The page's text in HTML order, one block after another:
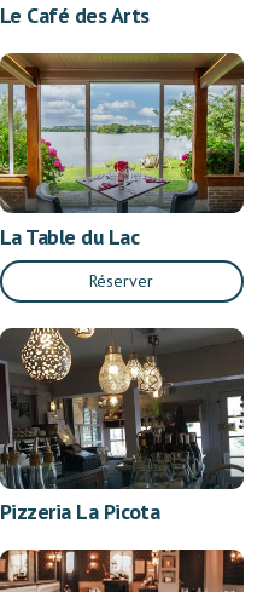
Le Café des Arts
La Table du Lac
Réserver
Pizzeria La Picota